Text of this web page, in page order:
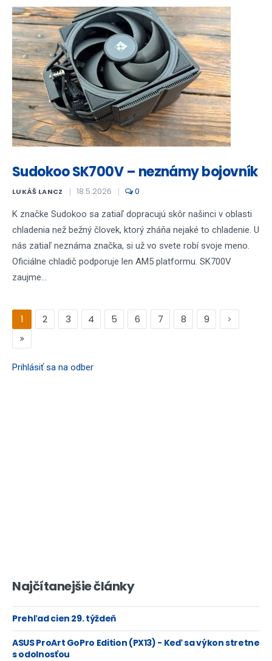
Sudokoo SK700V – neznámy bojovník
LUKÁŠ LANCZ 18.5.2026 0
K značke Sudokoo sa zatiaľ dopracujú skôr našinci v oblasti
chladenia než bežný človek, ktorý zháňa nejaké to chladenie. U
nás zatiaľ neznáma značka, si už vo svete robí svoje meno.
Oficiálne chladič podporuje len AM5 platformu. SK700V
zaujme...
1 2 3 4 5 6 7 8 9
Prihlásiť sa na odber
Najčítanejšie články
Prehľad cien 29. týždeň
ASUS ProArt GoPro Edition (PX13) - Keď sa výkon stretne
s odolnosťou